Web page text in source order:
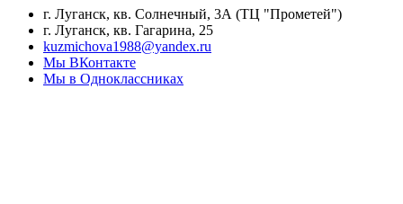
г. Луганск, кв. Солнечный, 3А (ТЦ "Прометей")
г. Луганск, кв. Гагарина, 25
kuzmichova1988@yandex.ru
Мы ВКонтакте
Мы в Одноклассниках